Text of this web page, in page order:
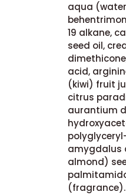
aqua
19 alkane,
seed oil,
acid,
(kiwi) fruit
citrus
aurantium
amygdalus
almond)
(fragrance).